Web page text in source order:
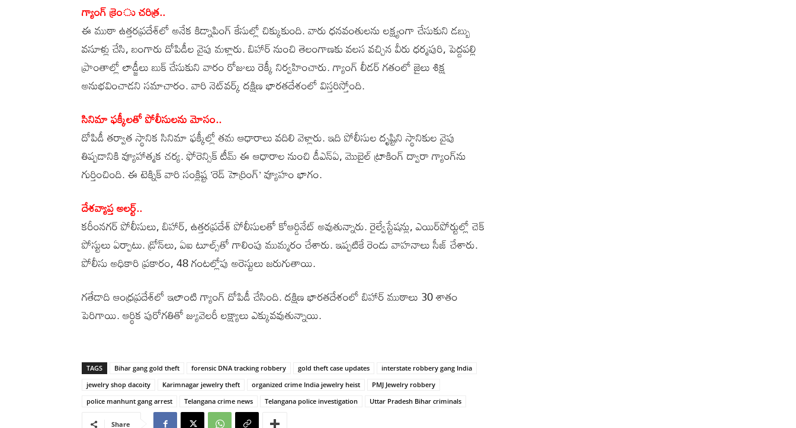
గ్యాంగ్‌ క్రెంు చరిత్ర..
ఈ ముఠా ఉత్తరప్రదేశ్‌లో అనేక కిడ్నాపింగ్‌ కేసుల్లో చిక్కుకుంది. వారు ధనవంతులను లక్ష్యంగా చేసుకుని డబ్బు
వసూళ్లు చేసి, బంగారు దోపిడీల వైపు మళ్లారు. బిహార్‌ నుంచి తెలంగాణకు వలస వచ్చిన వీరు ధర్మపురి, పెద్దపల్లి
ప్రాంతాల్లో లాడ్జీలు బుక్‌ చేసుకుని వారం రోజులు రెక్కీ నిర్వహించారు. గ్యాంగ్‌ లీడర్‌ గతంలో జైలు శిక్ష
అనుభవించాడని సమాచారం. వారి నెట్‌వర్క్‌ దక్షిణ భారతదేశంలో విస్తరిస్తోంది.
సినిమా ఫక్కీలతో పోలీసులను మోసం..
దోపిడీ తర్వాత స్థానిక సినిమా ఫక్కీల్లో తమ ఆధారాలు వదిలి వెళ్లారు. ఇది పోలీసుల దృష్టిని స్థానికుల వైపు
తిప్పడానికి వ్యూహాత్మక చర్య. ఫోరెన్సిక్‌ టీమ్‌ ఈ ఆధారాల నుంచి డీఎన్‌ఏ, మొబైల్‌ ట్రాకింగ్‌ ద్వారా గ్యాంగ్‌ను
గుర్తించింది. ఈ టెక్నిక్‌ వారి సంక్లిష్ట ’రెడ్‌ హెర్రింగ్‌’ వ్యూహం భాగం.
దేశవ్యాప్త అలర్ట్‌..
కరీంనగర్‌ పోలీసులు, బిహార్, ఉత్తరప్రదేశ్‌ పోలీసులతో కోఆర్డినేట్‌ అవుతున్నారు. రైల్వేస్టేషన్లు, ఎయిర్‌పోర్టుల్లో చెక్‌
పోస్టులు ఏర్పాటు. డ్రోన్‌లు, ఏఐ టూల్స్‌తో గాలింపు ముమ్మరం చేశారు. ఇప్పటికే రెండు వాహనాలు సీజ్‌ చేశారు.
పోలీసు అధికారి ప్రకారం, 48 గంటల్లోపు అరెస్టులు జరుగుతాయి.
గతేడాది ఆంధ్రప్రదేశ్‌లో ఇలాంటి గ్యాంగ్‌ దోపిడీ చేసింది. దక్షిణ భారతదేశంలో బిహార్‌ ముఠాలు 30 శాతం
పెరిగాయి. ఆర్థిక పురోగతితో జ్యువెలరీ లక్ష్యాలు ఎక్కువవుతున్నాయి.
TAGS Bihar gang gold theft forensic DNA tracking robbery gold theft case updates
interstate robbery gang India
jewelry shop dacoity
Karimnagar jewelry theft organized crime India jewelry heist
PMJ Jewelry robbery
police manhunt gang arrest
Telangana crime news Telangana police investigation Uttar Pradesh Bihar criminals
Share